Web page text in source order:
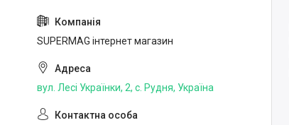
SUPERMAG інтернет магазин
вул. Лесі Українки, 2, с. Рудня, Україна